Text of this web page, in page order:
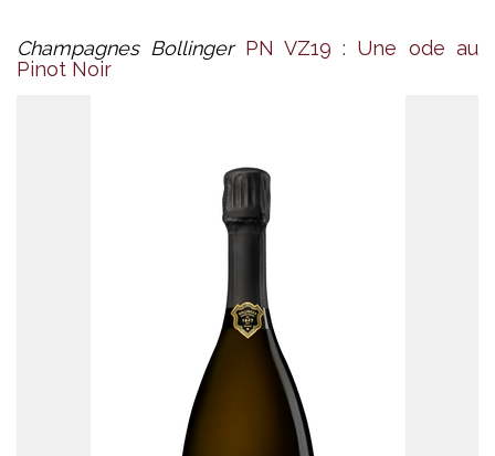
Champagnes BollingerPN VZ19 : Une ode au
Pinot Noir